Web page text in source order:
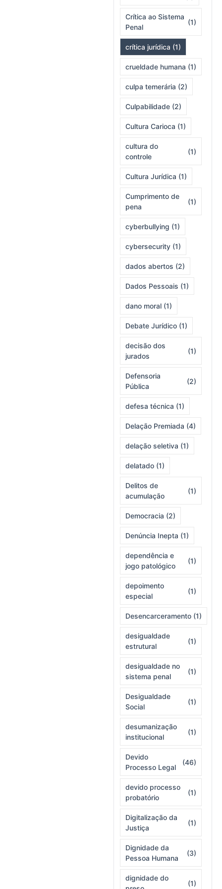
Crítica ao Sistema
Penal
(1)
crítica jurídica (1)
crueldade humana (1)
culpa temerária (2)
Culpabilidade (2)
Cultura Carioca (1)
cultura do
controle
(1)
Cultura Jurídica (1)
Cumprimento de
pena
(1)
cyberbullying (1)
cybersecurity (1)
dados abertos (2)
Dados Pessoais (1)
dano moral (1)
Debate Jurídico (1)
decisão dos
jurados
(1)
Defensoria
Pública
(2)
defesa técnica (1)
Delação Premiada (4)
delação seletiva (1)
delatado (1)
Delitos de
acumulação
(1)
Democracia (2)
Denúncia Inepta (1)
dependência e
jogo patológico
(1)
depoimento
especial
(1)
Desencarceramento (1)
desigualdade
estrutural
(1)
desigualdade no
sistema penal
(1)
Desigualdade
Social
(1)
desumanização
institucional
(1)
Devido
Processo Legal
(46)
devido processo
probatório
(1)
Digitalização da
Justiça
(1)
Dignidade da
Pessoa Humana
(3)
dignidade do
(1)